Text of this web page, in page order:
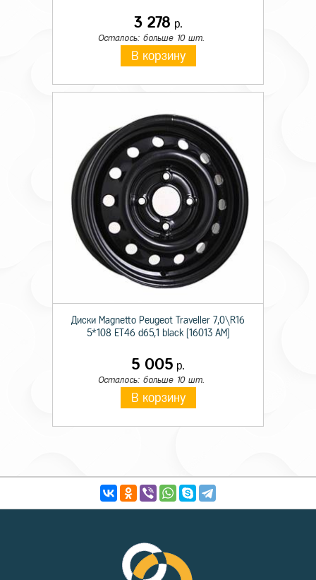
3 278 р.
Осталось: больше 10 шт.
В корзину
Диски Magnetto Peugeot Traveller 7,0\R16
5*108 ET46 d65,1 black [16013 AM]
5 005 р.
Осталось: больше 10 шт.
В корзину